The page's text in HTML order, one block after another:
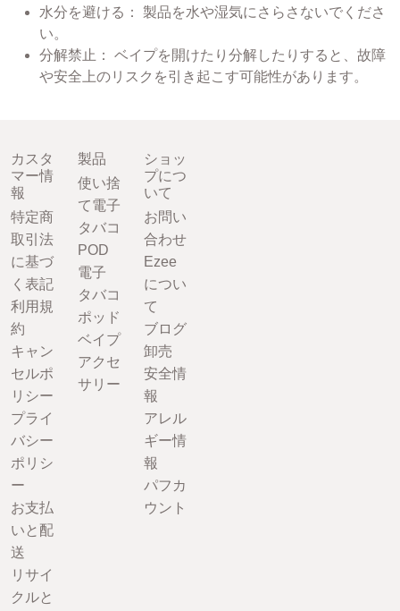
水分を避ける： 製品を水や湿気にさらさないでくださ
い。
分解禁止： ベイプを開けたり分解したりすると、故障
や安全上のリスクを引き起こす可能性があります。
カスタ
マー情
報
特定商
取引法
に基づ
く表記
利用規
約
キャン
セルポ
リシー
プライ
バシー
ポリシ
ー
お支払
いと配
送
リサイ
クルと
製品
使い捨
て電子
タバコ
POD
電子
タバコ
ポッド
ベイプ
アクセ
サリー
ショッ
プにつ
いて
お問い
合わせ
Ezee
につい
て
ブログ
卸売
安全情
報
アレル
ギー情
報
パフカ
ウント